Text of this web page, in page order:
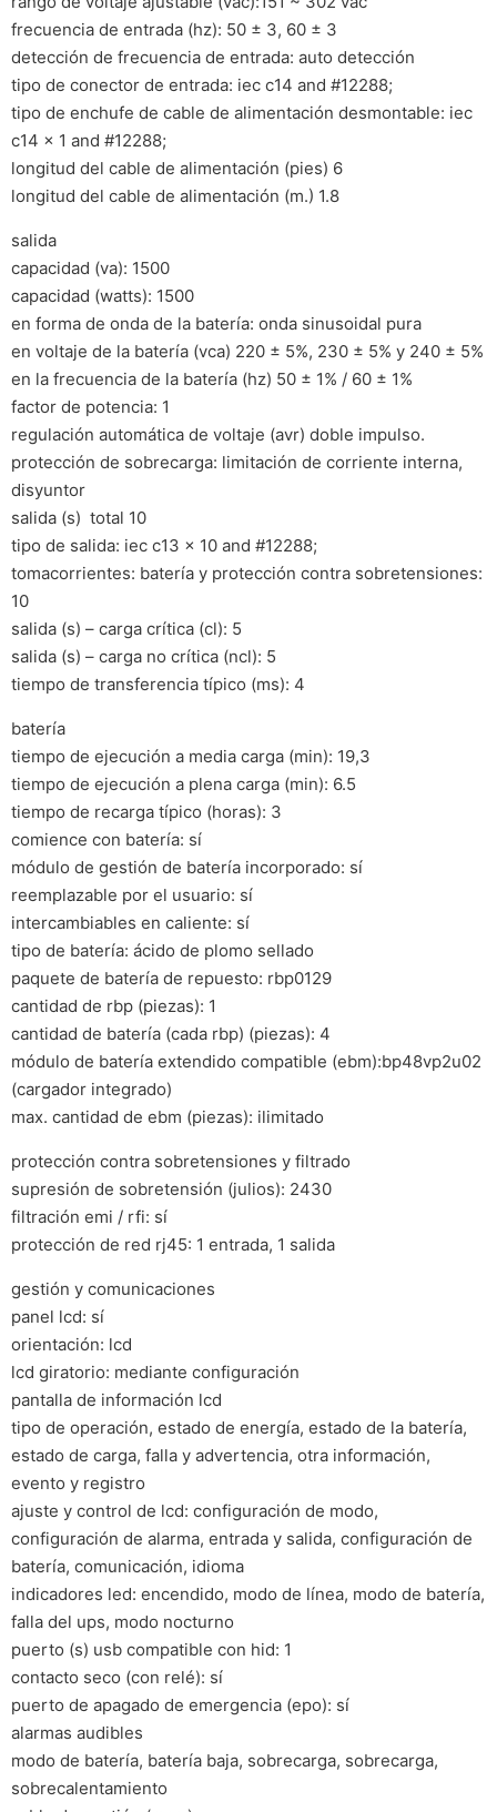
frecuencia de entrada (hz): 50 ± 3, 60 ± 3
detección de frecuencia de entrada: auto detección
tipo de conector de entrada: iec c14 and #12288;
tipo de enchufe de cable de alimentación desmontable: iec
c14 x 1 and #12288;
longitud del cable de alimentación (pies) 6
longitud del cable de alimentación (m.) 1.8
salida
capacidad (va): 1500
capacidad (watts): 1500
en forma de onda de la batería: onda sinusoidal pura
en voltaje de la batería (vca) 220 ± 5%, 230 ± 5% y 240 ± 5%
en la frecuencia de la batería (hz) 50 ± 1% / 60 ± 1%
factor de potencia: 1
regulación automática de voltaje (avr) doble impulso.
protección de sobrecarga: limitación de corriente interna,
disyuntor
salida (s)  total 10
tipo de salida: iec c13 x 10 and #12288;
tomacorrientes: batería y protección contra sobretensiones:
10
salida (s) – carga crítica (cl): 5
salida (s) – carga no crítica (ncl): 5
tiempo de transferencia típico (ms): 4
batería
tiempo de ejecución a media carga (min): 19,3
tiempo de ejecución a plena carga (min): 6.5
tiempo de recarga típico (horas): 3
comience con batería: sí
módulo de gestión de batería incorporado: sí
reemplazable por el usuario: sí
intercambiables en caliente: sí
tipo de batería: ácido de plomo sellado
paquete de batería de repuesto: rbp0129
cantidad de rbp (piezas): 1
cantidad de batería (cada rbp) (piezas): 4
módulo de batería extendido compatible (ebm):bp48vp2u02
(cargador integrado)
max. cantidad de ebm (piezas): ilimitado
protección contra sobretensiones y filtrado
supresión de sobretensión (julios): 2430
filtración emi / rfi: sí
protección de red rj45: 1 entrada, 1 salida
gestión y comunicaciones
panel lcd: sí
orientación: lcd
lcd giratorio: mediante configuración
pantalla de información lcd
tipo de operación, estado de energía, estado de la batería,
estado de carga, falla y advertencia, otra información,
evento y registro
ajuste y control de lcd: configuración de modo,
configuración de alarma, entrada y salida, configuración de
batería, comunicación, idioma
indicadores led: encendido, modo de línea, modo de batería,
falla del ups, modo nocturno
puerto (s) usb compatible con hid: 1
contacto seco (con relé): sí
puerto de apagado de emergencia (epo): sí
alarmas audibles
modo de batería, batería baja, sobrecarga, sobrecarga,
sobrecalentamiento